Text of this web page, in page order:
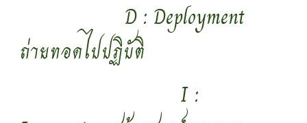
D : Deployment
ถ่ายทอดไปปฏิบัติ
I :